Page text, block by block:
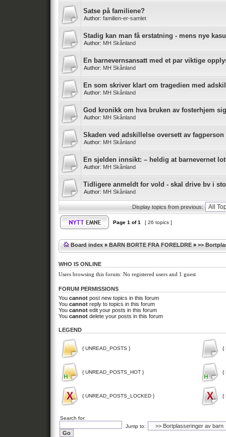
Satse på familiene?
Author: familien-er-samlet
Stadig kan man få erstatning - mens nye
Author: MH Skånland
En barnevernsansatt med et par viktige
Author: MH Skånland
En som skriver klart om tragedien med
Author: MH Skånland
God kronikk om hva bruken av fosterhjem
Author: MH Skånland
Skaden ved adskillelse oversett av
Author: MH Skånland
En sjelden innsikt: – heldig at barnevernet
Author: MH Skånland
Tidligere anmeldt for vold - skal drive bv i
Author: MH Skånland
Display topics from previous:
Page 1 of1 [ 26 topics ]
Board index » BARN BORTE FRA FORELDRE » >>
WHO IS ONLINE
Users browsing this forum: No registered users and 1 guest
FORUM PERMISSIONS
You cannot post new topics in this forum
You cannot reply to topics in this forum
You cannot edit your posts in this forum
You cannot delete your posts in this forum
LEGEND
{ UNREAD_POSTS } {
{ UNREAD_POSTS_HOT } {
{ UNREAD_POSTS_LOCKED } {
Search for:
Jump to: